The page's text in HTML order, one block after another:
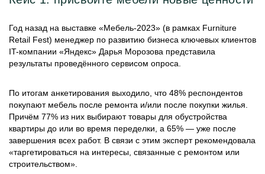
Год назад на выставке «Мебель-2023» (в рамках Furniture
Retail Fest) менеджер по развитию бизнеса ключевых клиентов
IT-компании «Яндекс» Дарья Морозова представила
результаты проведённого сервисом опроса.
По итогам анкетирования выходило, что 48% респондентов
покупают мебель после ремонта и/или после покупки жилья.
Причём 77% из них выбирают товары для обустройства
квартиры до или во время переделки, а 65% — уже после
завершения всех работ. В связи с этим эксперт рекомендовала
«таргетироваться на интересы, связанные с ремонтом или
строительством».